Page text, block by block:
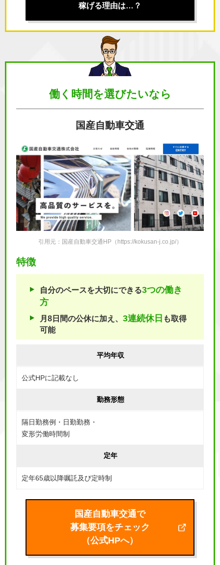
稼げる理由は…？
働く時間を選びたいなら
国産自動車交通
引用元：国産自動車交通HP（https://kokusan-j.co.jp/）
特徴
自分のペースを大切にできる3つの働き
方
月8日間の公休に加え、 3連続休日 も取得
可能
平均年収
公式HPに記載なし
勤務形態
隔日勤務例・日勤勤務・
変形労働時間制
定年
定年65歳以降嘱託及び定時制
国産自動車交通で
募集要項をチェック
（公式HPへ）